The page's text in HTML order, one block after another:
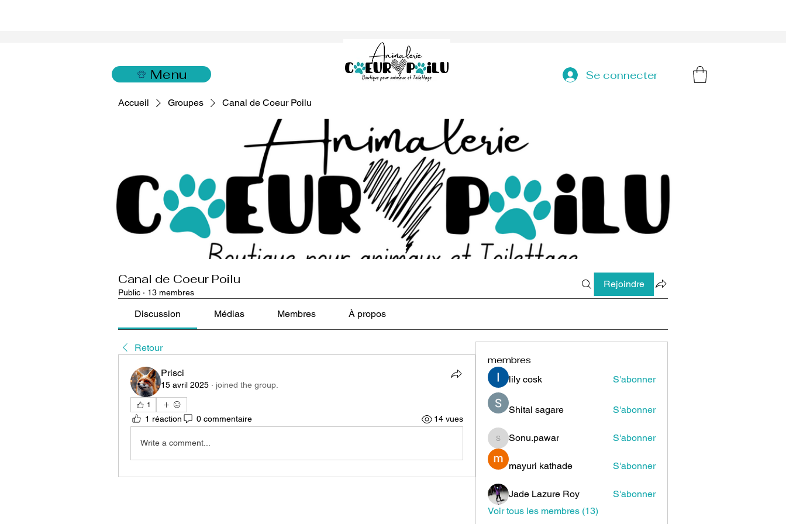
Menu Se connecter
Accueil Groupes Canal de Coeur Poilu
Canal de Coeur Poilu
Public · 13 membres
Rejoindre
Discussion Médias Membres À propos
Retour
Prisci
15 avril 2025 · joined the group.
1
1 réaction 0 commentaire 14 vues
Write a comment...
membres
lily cosk S'abonner
Shital sagare S'abonner
Sonu.pawar
Sonu.pawar S'abonner
mayuri kathade S'abonner
Jade Lazure Roy
S'abonner
Voir tous les membres (13)